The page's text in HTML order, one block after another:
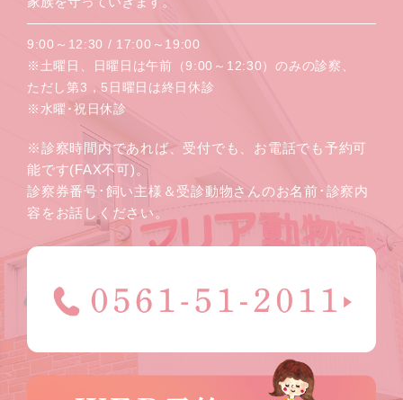
9:00～12:30 / 17:00～19:00
※土曜日、日曜日は午前（9:00～12:30）のみの診察、
ただし第3，5日曜日は終日休診
※水曜･祝日休診
※診察時間内であれば、受付でも、お電話でも予約可
能です(FAX不可)。
診察券番号･飼い主様＆受診動物さんのお名前･診察内
容をお話しください。